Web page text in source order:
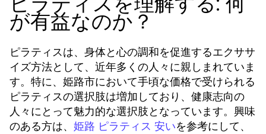
が有益なのか？
ピラティスは、身体と心の調和を促進するエクササ
イズ方法として、近年多くの人々に親しまれていま
す。特に、姫路市において手頃な価格で受けられる
ピラティスの選択肢は増加しており、健康志向の
人々にとって魅力的な選択肢となっています。興味
のある方は、 姫路 ピラティス 安いを参考にして、